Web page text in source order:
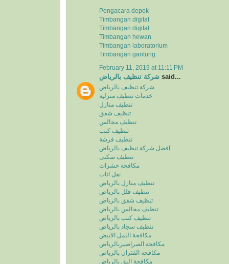
Pengacara depok
Timbangan digital
Timbangan digital
Timbangan hewan
Timbangan laboratorium
Timbangan gantung
February 11, 2019 at 11:11 PM
شركة تنظيف بالرياض said...
شركة تنظيف بالرياض
خدمات تنظيف منزلية
تنظيف منازل
تنظيف شقق
تنظيف مجالس
تنظيف كنب
تنظيف فرشة
افضل شركة تنظيف بالرياض
تنظيف سكنى
مكافحة حشرات
نقل اثاث
تنظيف منازل بالرياض
تنظيف فلل بالرياض
تنظيف شقق بالرياض
تنظيف مجالس بالرياض
تنظيف كنب بالرياض
تنظيف سجاد بالرياض
مكافحة النمل الابيض
مكافحة الصراصيربالرياض
مكافحة الفئران بالرياض
مكافحة البق بالرياض